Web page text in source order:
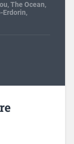
,The Ocean,
Erdorin,